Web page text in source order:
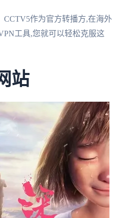
作为官方转播方,在海外
工具,您就可以轻松克服这
站